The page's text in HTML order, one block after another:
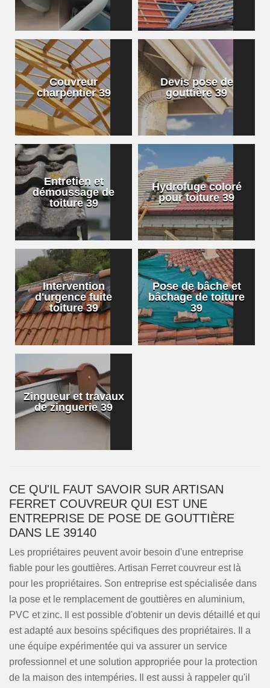
Couvreur
charpentier 39
Devis pose de
gouttière 39
Entretien et
démoussage de
toiture 39
Hydrofuge coloré
pour toiture 39
Intervention
d'urgence fuite
toiture 39
Pose de bâche et
bâchage de toiture
39
Zingueur et travaux
de zinguerie 39
CE QU'IL FAUT SAVOIR SUR ARTISAN
FERRET COUVREUR QUI EST UNE
ENTREPRISE DE POSE DE GOUTTIÈRE
DANS LE 39140
Les propriétaires peuvent avoir besoin d'une entreprise
fiable pour les gouttières. Artisan Ferret couvreur est là
pour les propriétaires. Son entreprise est spécialisée dans
la pose et le remplacement de gouttières en aluminium,
PVC et zinc. Il est possible d'obtenir un devis détaillé et qui
est adapté aux besoins spécifiques des propriétaires. Il a
une équipe expérimentée qui va assurer un service
professionnel et une solution appropriée pour la protection
de la maison des intempéries. Il est aussi à rappeler qu'il